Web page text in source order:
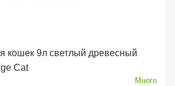
кошек 9л светлый древесный
Cat
Много